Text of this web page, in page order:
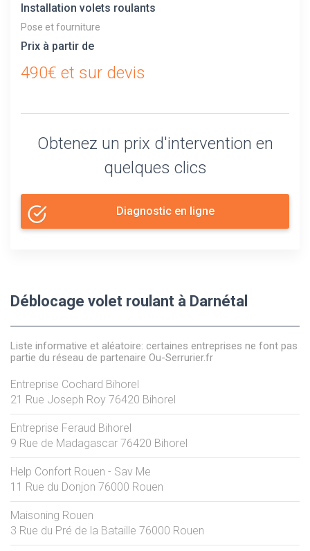
Installation volets roulants
Pose et fourniture
Prix à partir de
490€ et sur devis
Obtenez un prix d'intervention en
quelques clics
Diagnostic en ligne
Déblocage volet roulant à Darnétal
Liste informative et aléatoire: certaines entreprises ne font pas
partie du réseau de partenaire Ou-Serrurier.fr
Entreprise Cochard Bihorel
21 Rue Joseph Roy 76420 Bihorel
Entreprise Feraud Bihorel
9 Rue de Madagascar 76420 Bihorel
Help Confort Rouen - Sav Me
11 Rue du Donjon 76000 Rouen
Maisoning Rouen
3 Rue du Pré de la Bataille 76000 Rouen